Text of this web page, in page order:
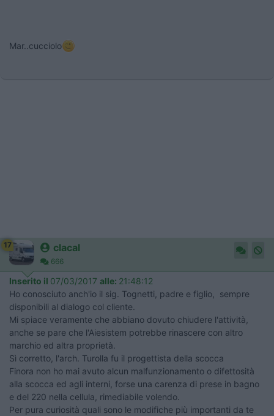
Mar..cucciolo
17 clacal
666
Inserito il 07/03/2017 alle: 21:48:12
Ho conosciuto anch'io il sig. Tognetti, padre e figlio, sempre
disponibili al dialogo col cliente.
Mi spiace veramente che abbiano dovuto chiudere l'attività,
anche se pare che l'Aiesistem potrebbe rinascere con altro
marchio ed altra proprietà.
Sì corretto, l'arch. Turolla fu il progettista della scocca
Finora non ho mai avuto alcun malfunzionamento o difettosità
alla scocca ed agli interni, forse una carenza di prese in bagno
e del 220 nella cellula, rimediabile volendo.
Per pura curiosità quali sono le modifiche più importanti da te